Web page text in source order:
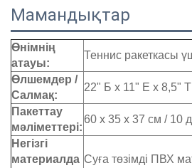
Мамандықтар
Өнімнің
атауы:
Теннис ракеткасы
Өлшемдер /
Салмақ:
22" Б х 11" Е х 8,5" Т
Пакеттау
мәліметтері:
60 х 35 х 37 см / 10
Негізгі
материалда Суға төзімді ПВХ